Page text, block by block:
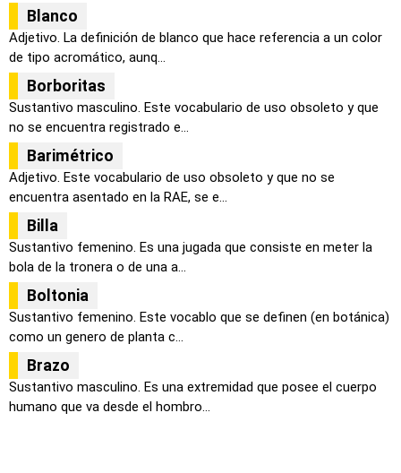
Blanco
Adjetivo. La definición de blanco que hace referencia a un color
de tipo acromático, aunq...
Borboritas
Sustantivo masculino. Este vocabulario de uso obsoleto y que
no se encuentra registrado e...
Barimétrico
Adjetivo. Este vocabulario de uso obsoleto y que no se
encuentra asentado en la RAE, se e...
Billa
Sustantivo femenino. Es una jugada que consiste en meter la
bola de la tronera o de una a...
Boltonia
Sustantivo femenino. Este vocablo que se definen (en botánica)
como un genero de planta c...
Brazo
Sustantivo masculino. Es una extremidad que posee el cuerpo
humano que va desde el hombro...